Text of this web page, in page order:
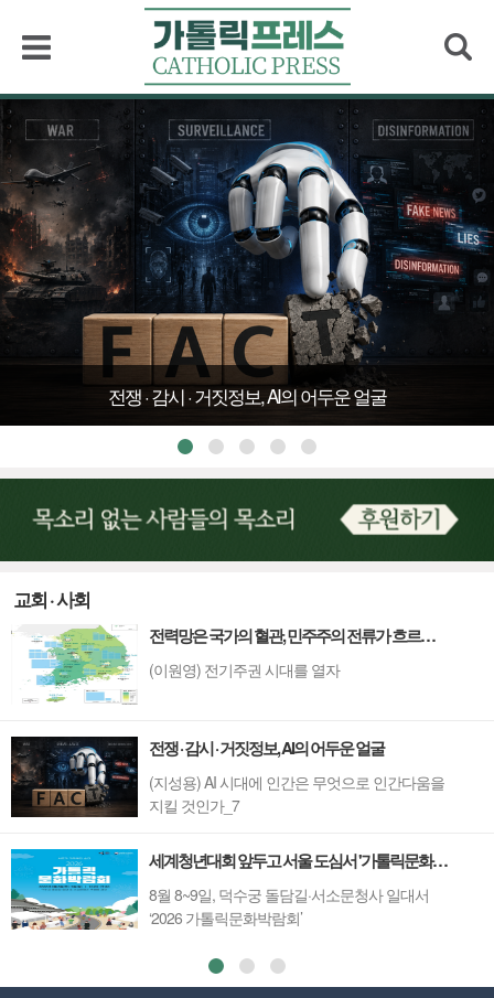
전쟁 · 감시 · 거짓정보, AI의 어두운 얼굴
교회 · 사회
전력망은 국가의 혈관, 민주주의 전류가 흐르게 해야
(이원영) 전기주권 시대를 열자
전쟁 · 감시 · 거짓정보, AI의 어두운 얼굴
(지성용) AI 시대에 인간은 무엇으로 인간다움을
지킬 것인가_7
세계청년대회 앞두고 서울 도심서 '가톨릭문화박람회’
8월 8~9일, 덕수궁 돌담길·서소문청사 일대서
‘2026 가톨릭문화박람회’
검색